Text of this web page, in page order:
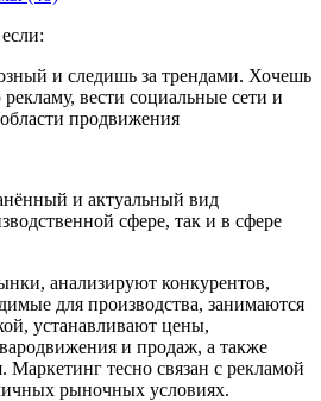
и следишь за трендами. Хочешь
вести социальные сети и
продвижения
и актуальный вид
сфере, так и в сфере
анализируют конкурентов,
для производства, занимаются
устанавливают цены,
и продаж, а также
тесно связан с рекламой
рыночных условиях.